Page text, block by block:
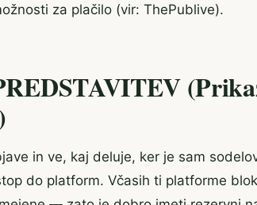
za plačilo (vir: ThePublive).
in ve, kaj deluje, ker je sam
do platform. Včasih ti platforme